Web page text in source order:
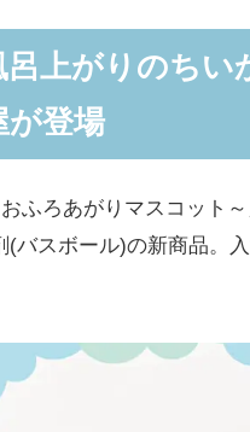
上がりのちい
が登場
ふろあがりマスコット
バスボール)の新商品。